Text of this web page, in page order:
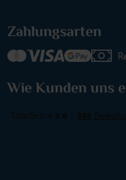
Zahlungsarten
Wie Kunden uns
Reisezeitraum